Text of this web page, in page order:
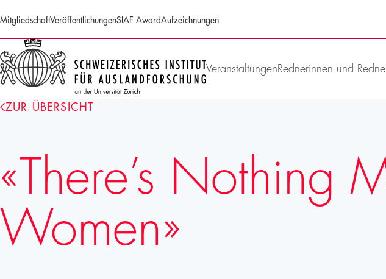
MitgliedschaftVeröffentlichungenSIAF AwardAufzeichnungen
Homepage
VeranstaltungenRednerinnen und
ZUR ÜBERSICHT
«There’s Nothing
Women»